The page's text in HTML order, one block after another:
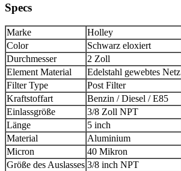
Specs
Marke
Holley
Color
Schwarz eloxiert
Durchmesser
2 Zoll
Element Material
Edelstahl gewebtes Netz
Filter Type
Post Filter
Kraftstoffart
Benzin / Diesel / E85
Einlassgröße
3/8 Zoll NPT
Länge
5 inch
Material
Aluminium
Micron
40 Mikron
Größe des Auslasses 3/8 inch NPT